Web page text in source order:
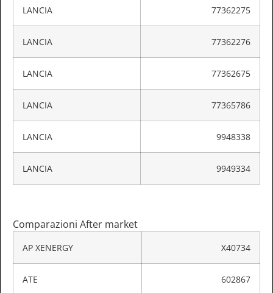
LANCIA 77362275
LANCIA 77362276
LANCIA 77362675
LANCIA 77365786
LANCIA 9948338
LANCIA 9949334
Comparazioni After market
AP XENERGY X40734
ATE 602867